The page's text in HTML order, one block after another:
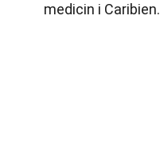
medicin i Caribien.